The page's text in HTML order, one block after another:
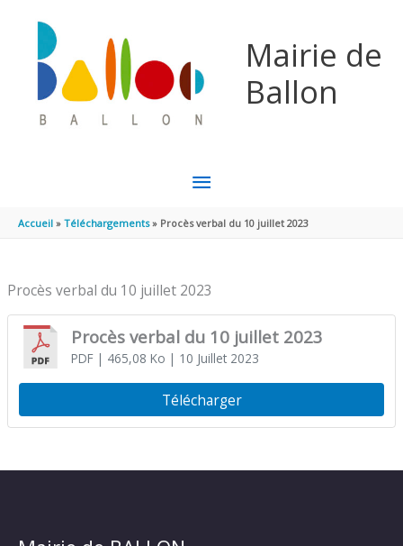
Mairie de
Ballon
MENU
PRINCIPAL
Accueil Téléchargements Procès verbal du 10 juillet 2023
Procès verbal du 10 juillet 2023
Procès verbal du 10 juillet 2023
PDF| 465,08 Ko | 10 Juillet 2023
Télécharger